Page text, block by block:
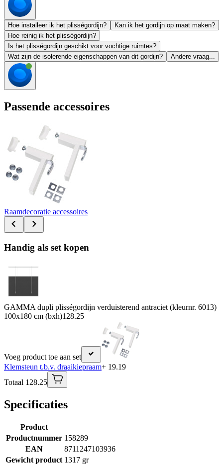
Hoe installeer ik het plisségordijn?
Kan ik het gordijn op maat maken?
Hoe reinig ik het plisségordijn?
Is het plisségordijn geschikt voor vochtige ruimtes?
Wat zijn de isolerende eigenschappen van dit gordijn?
Andere vraag...
Passende accessoires
Raamdecoratie accessoires
Handig als set kopen
GAMMA dupli plisségordijn verduisterend antraciet (kleurnr. 6013)
100x180 cm (bxh)128.25
Voeg product toe aan set
Klemsteun t.b.v. draaikiepraam+ 19.19
Totaal 128.25
Specificaties
Product
Productnummer 158289
EAN
8711247103936
Gewicht product 1317 gr